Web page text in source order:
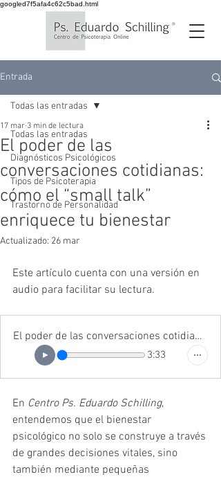
googled7f5afa4c62c5bad.html
Entrada
Todas las entradas
Diagnósticos Psicológicos
Tipos de Psicoterapia
Trastorno de Personalidad
Todas las entradas
El poder de las
conversaciones cotidianas:
cómo el “small talk”
enriquece tu bienestar
17 mar 3 min de lectura
Actualizado: 26 mar
Este artículo cuenta con una versión en
audio para facilitar su lectura.
El poder de las conversaciones cotidianas: cómo el “small talk” enriquece tu bienestar
3:33
En Centro Ps. Eduardo Schilling,
entendemos que el bienestar
psicológico no solo se construye a través
de grandes decisiones vitales, sino
también mediante pequeñas